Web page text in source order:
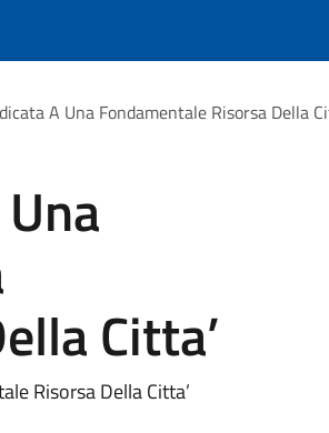
A Una Fondamentale Risorsa Della
Citta’
Risorsa Della Citta’